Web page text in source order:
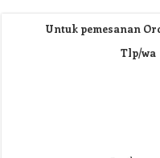
Untuk pemesanan
Tlp/wa